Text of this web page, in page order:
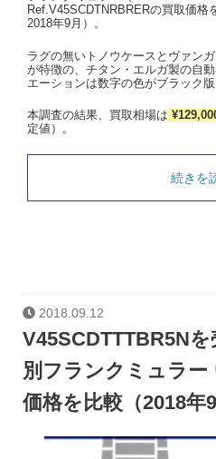
Ref.V45SCDTNRBRERの買取価格
2018年9月）。
ラグの無いトノウケースとヴァン
が特徴の、チタン・エルガ製の自
エーションは数字の色がブラック
本調査の結果、買取相場は
定値）。
続きを
2018.09.12
V45SCDTTTBR5N
別フランクミュラー
価格を比較（2018年9